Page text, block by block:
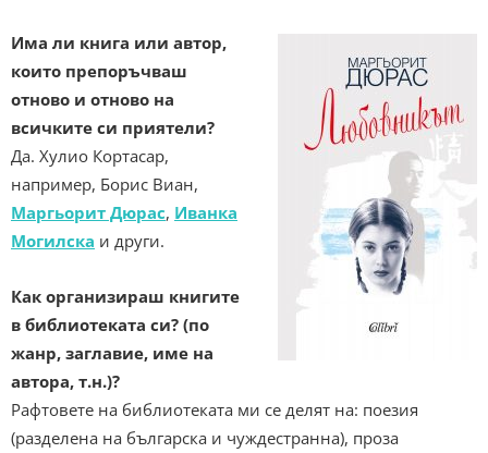
Има ли книга или автор,
които препоръчваш
отново и отново на
всичките си приятели?
Да. Хулио Кортасар,
например, Борис Виан,
Маргьорит Дюрас, Иванка
Могилска и други.
Как организираш книгите
в библиотеката си? (по
жанр, заглавие, име на
автора, т.н.)?
Рафтовете на библиотеката ми се делят на: поезия
(разделена на българска и чуждестранна), проза